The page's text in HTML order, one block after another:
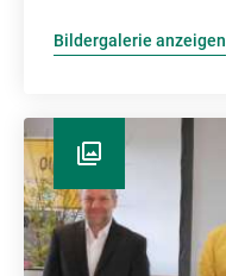
Bildergalerie anzeigen